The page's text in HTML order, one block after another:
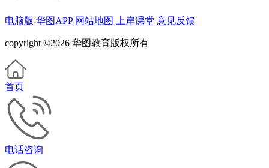
电脑版 华图APP 网站地图 上岸课堂 意见反馈
copyright ©2026 华图教育版权所有
首页
电话咨询